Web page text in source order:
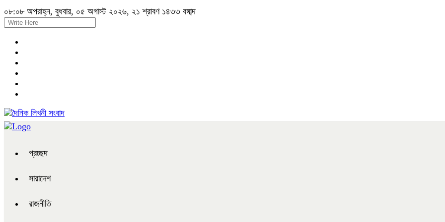
০৮:০৮ অপরাহ্ন, বুধবার, ০৫ অগাস্ট ২০২৬, ২১ শ্রাবণ ১৪৩৩ বঙ্গাব্দ
প্রচ্ছদ
সারাদেশ
রাজনীতি